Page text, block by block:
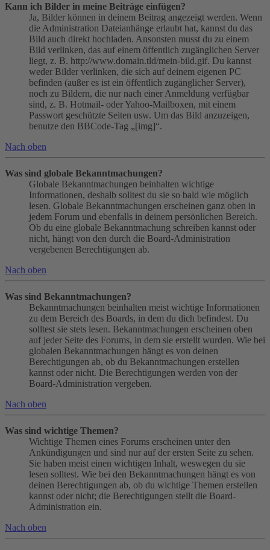
Kann ich Bilder in meine Beiträge einfügen?
Ja, Bilder können in deinem Beitrag angezeigt werden. Wenn
die Administration Dateianhänge erlaubt hat, kannst du das
Bild auch direkt hochladen. Ansonsten musst du zu einem
Bild verlinken, das auf einem öffentlich zugänglichen Server
liegt, z. B. http://www.domain.tld/mein-bild.gif. Du kannst
weder Bilder verlinken, die sich auf deinem eigenen PC
befinden (außer es ist ein öffentlich zugänglicher Server),
noch zu Bildern, die nur nach einer Anmeldung verfügbar
sind, z. B. Hotmail- oder Yahoo-Mailboxen, mit einem
Passwort geschützte Seiten usw. Um das Bild anzuzeigen,
benutze den BBCode-Tag „[img]“.
Nach oben
Was sind globale Bekanntmachungen?
Globale Bekanntmachungen beinhalten wichtige
Informationen, deshalb solltest du sie so bald wie möglich
lesen. Globale Bekanntmachungen erscheinen ganz oben in
jedem Forum und ebenfalls in deinem persönlichen Bereich.
Ob du eine globale Bekanntmachung schreiben kannst oder
nicht, hängt von den durch die Board-Administration
vergebenen Berechtigungen ab.
Nach oben
Was sind Bekanntmachungen?
Bekanntmachungen beinhalten meist wichtige Informationen
zu dem Bereich des Boards, in dem du dich befindest. Du
solltest sie stets lesen. Bekanntmachungen erscheinen oben
auf jeder Seite des Forums, in dem sie erstellt wurden. Wie bei
globalen Bekanntmachungen hängt es von deinen
Berechtigungen ab, ob du Bekanntmachungen erstellen
kannst oder nicht. Die Berechtigungen werden von der
Board-Administration vergeben.
Nach oben
Was sind wichtige Themen?
Wichtige Themen eines Forums erscheinen unter den
Ankündigungen und sind nur auf der ersten Seite zu sehen.
Sie haben meist einen wichtigen Inhalt, weswegen du sie
lesen solltest. Wie bei den Bekanntmachungen hängt es von
deinen Berechtigungen ab, ob du wichtige Themen erstellen
kannst oder nicht; die Berechtigungen stellt die Board-
Administration ein.
Nach oben